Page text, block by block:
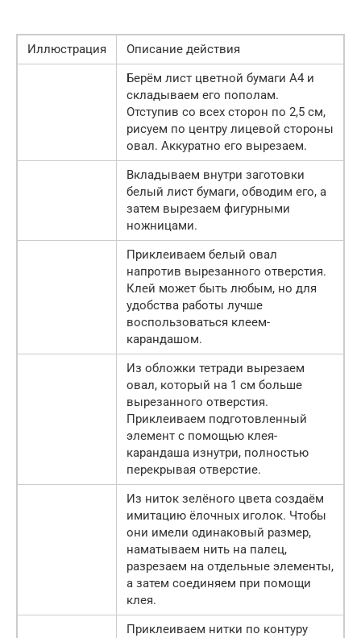
Иллюстрация
Описание действия
Берём лист цветной бумаги А4 и
складываем его пополам.
Отступив со всех сторон по 2,5 см,
рисуем по центру лицевой стороны
овал. Аккуратно его вырезаем.
Вкладываем внутри заготовки
белый лист бумаги, обводим его, а
затем вырезаем фигурными
ножницами.
Приклеиваем белый овал
напротив вырезанного отверстия.
Клей может быть любым, но для
удобства работы лучше
воспользоваться клеем-
карандашом.
Из обложки тетради вырезаем
овал, который на 1 см больше
вырезанного отверстия.
Приклеиваем подготовленный
элемент с помощью клея-
карандаша изнутри, полностью
перекрывая отверстие.
Из ниток зелёного цвета создаём
имитацию ёлочных иголок. Чтобы
они имели одинаковый размер,
наматываем нить на палец,
разрезаем на отдельные элементы,
а затем соединяем при помощи
клея.
Приклеиваем нитки по контуру